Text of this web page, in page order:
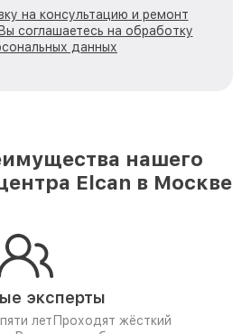
на консультацию и ремонт
соглашаетесь на обработку
данных
нашего
Elcan в Москве
эксперты
лет Проходят жёсткий